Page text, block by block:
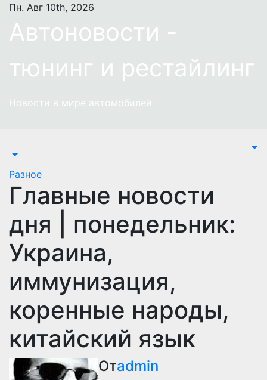
Перейти
содержимому
Пн. Авг 10th, 2026
Автоновости -
тюнинг и рестайлинг
Новости в мире автомобилей
Разное
Главные новости
дня | понедельник:
Украина,
иммунизация,
коренные народы,
китайский язык
Отadmin